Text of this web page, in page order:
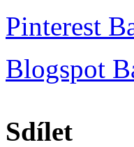
Pinterest
Blogspot
Sdílet